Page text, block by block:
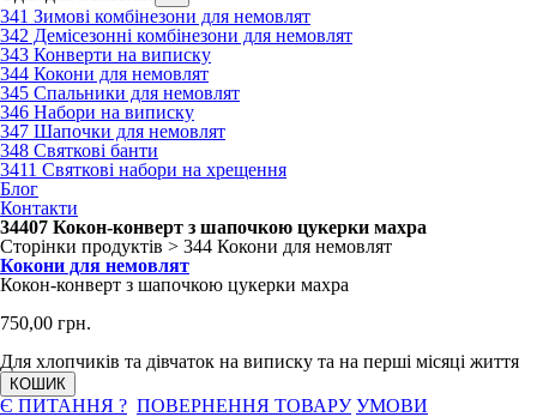
341 Зимові комбінезони для немовлят
342 Демісезонні комбінезони для немовлят
343 Конверти на виписку
344 Кокони для немовлят
345 Спальники для немовлят
346 Набори на виписку
347 Шапочки для немовлят
348 Святкові банти
3411 Святкові набори на хрещення
Блог
Контакти
34407 Кокон-конверт з шапочкою цукерки махра
Сторінки продуктів > 344 Кокони для немовлят
Кокони для немовлят
Кокон-конверт з шапочкою цукерки махра
750,00 грн.
Для хлопчиків та дівчаток на виписку та на перші місяці життя
КОШИК
Є ПИТАННЯ ? ПОВЕРНЕННЯ ТОВАРУ УМОВИ